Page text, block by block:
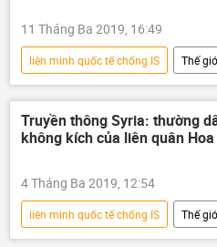
11 Tháng Ba 2019, 16:49
liên minh quốc tế chống IS
Thế
Syria
Hoa Kỳ
Truyền thông Syria: thường
không kích của liên quân Hoa
4 Tháng Ba 2019, 12:54
liên minh quốc tế chống IS
Thế
Syria
Hoa Kỳ